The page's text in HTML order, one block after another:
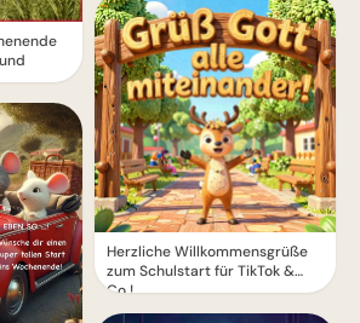
Herzliche Willkommensgrüße
zum Schulstart für TikTok &
Co.!